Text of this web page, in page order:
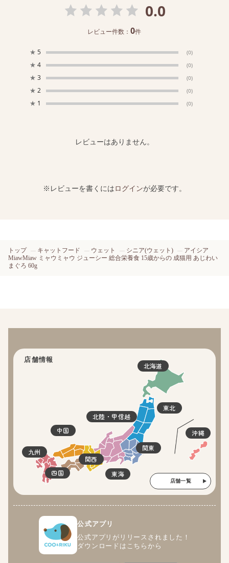
0.0
レビュー件数：0件
★ 5 (0)
★ 4 (0)
★ 3 (0)
★ 2 (0)
★ 1 (0)
レビューはありません。
※レビューを書くにはログインが必要です。
トップ キャットフード ウェット シニア(ウェット)
アイシア
MiawMiaw ミャウミャウ ジューシー 総合栄養食 15歳からの 成猫用 あじわい
まぐろ 60g
店舗情報
北海道
東北
関東
北陸・甲信越
東海
関西
四国
中国
九州
沖縄
店舗一覧
公式アプリ
公式アプリがリリースされました！
ダウンロードはこちらから